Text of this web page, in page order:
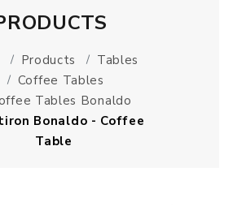
Products
Tables
Coffee Tables
Tables Bonaldo
Bonaldo - Coffee
Table